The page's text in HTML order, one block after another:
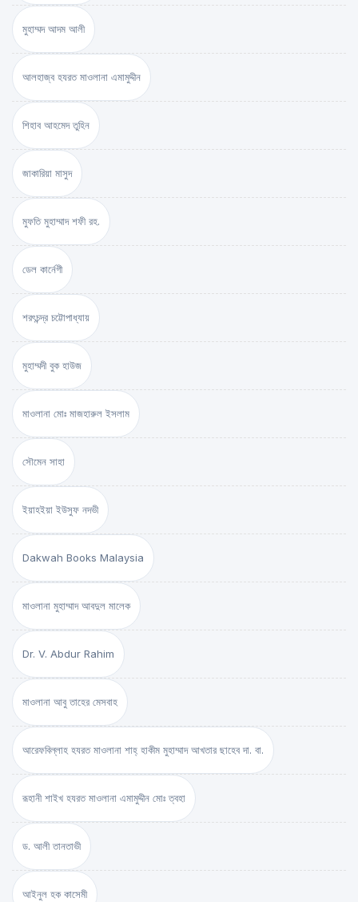
মুহাম্মদ আদম আলী
আলহাজ্ব হযরত মাওলানা এমামুদ্দীন
শিহাব আহমেদ তুহিন
জাকারিয়া মাসুদ
মুফতি মুহাম্মাদ শফী রহ.
ডেল কার্নেগী
শরৎচন্দ্র চট্টোপাধ্যায়
মুহাম্মদী বুক হাউজ
মাওলানা মোঃ মাজহারুল ইসলাম
সৌমেন সাহা
ইয়াহইয়া ইউসুফ নদভী
Dakwah Books Malaysia
মাওলানা মুহাম্মাদ আবদুল মালেক
Dr. V. Abdur Rahim
মাওলানা আবু তাহের মেসবাহ
আরেফবিল্লাহ হযরত মাওলানা শাহ্ হাকীম মুহাম্মাদ আখতার ছাহেব দা. বা.
রূহানী শাইখ হযরত মাওলানা এমামুদ্দীন মোঃ ত্বহা
ড. আলী তানতাভী
আইনুল হক কাসেমী